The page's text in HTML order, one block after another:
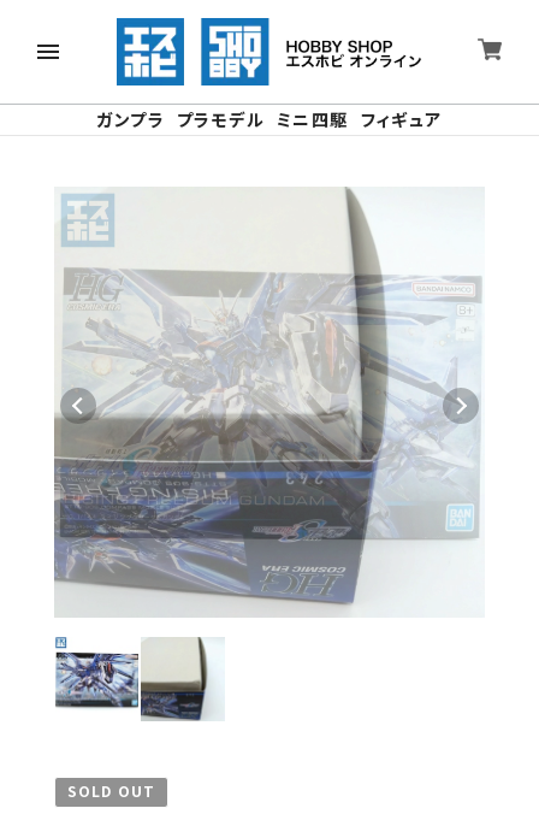
ガンプラ プラモデル ミニ四駆 フィギュア
SOLD OUT